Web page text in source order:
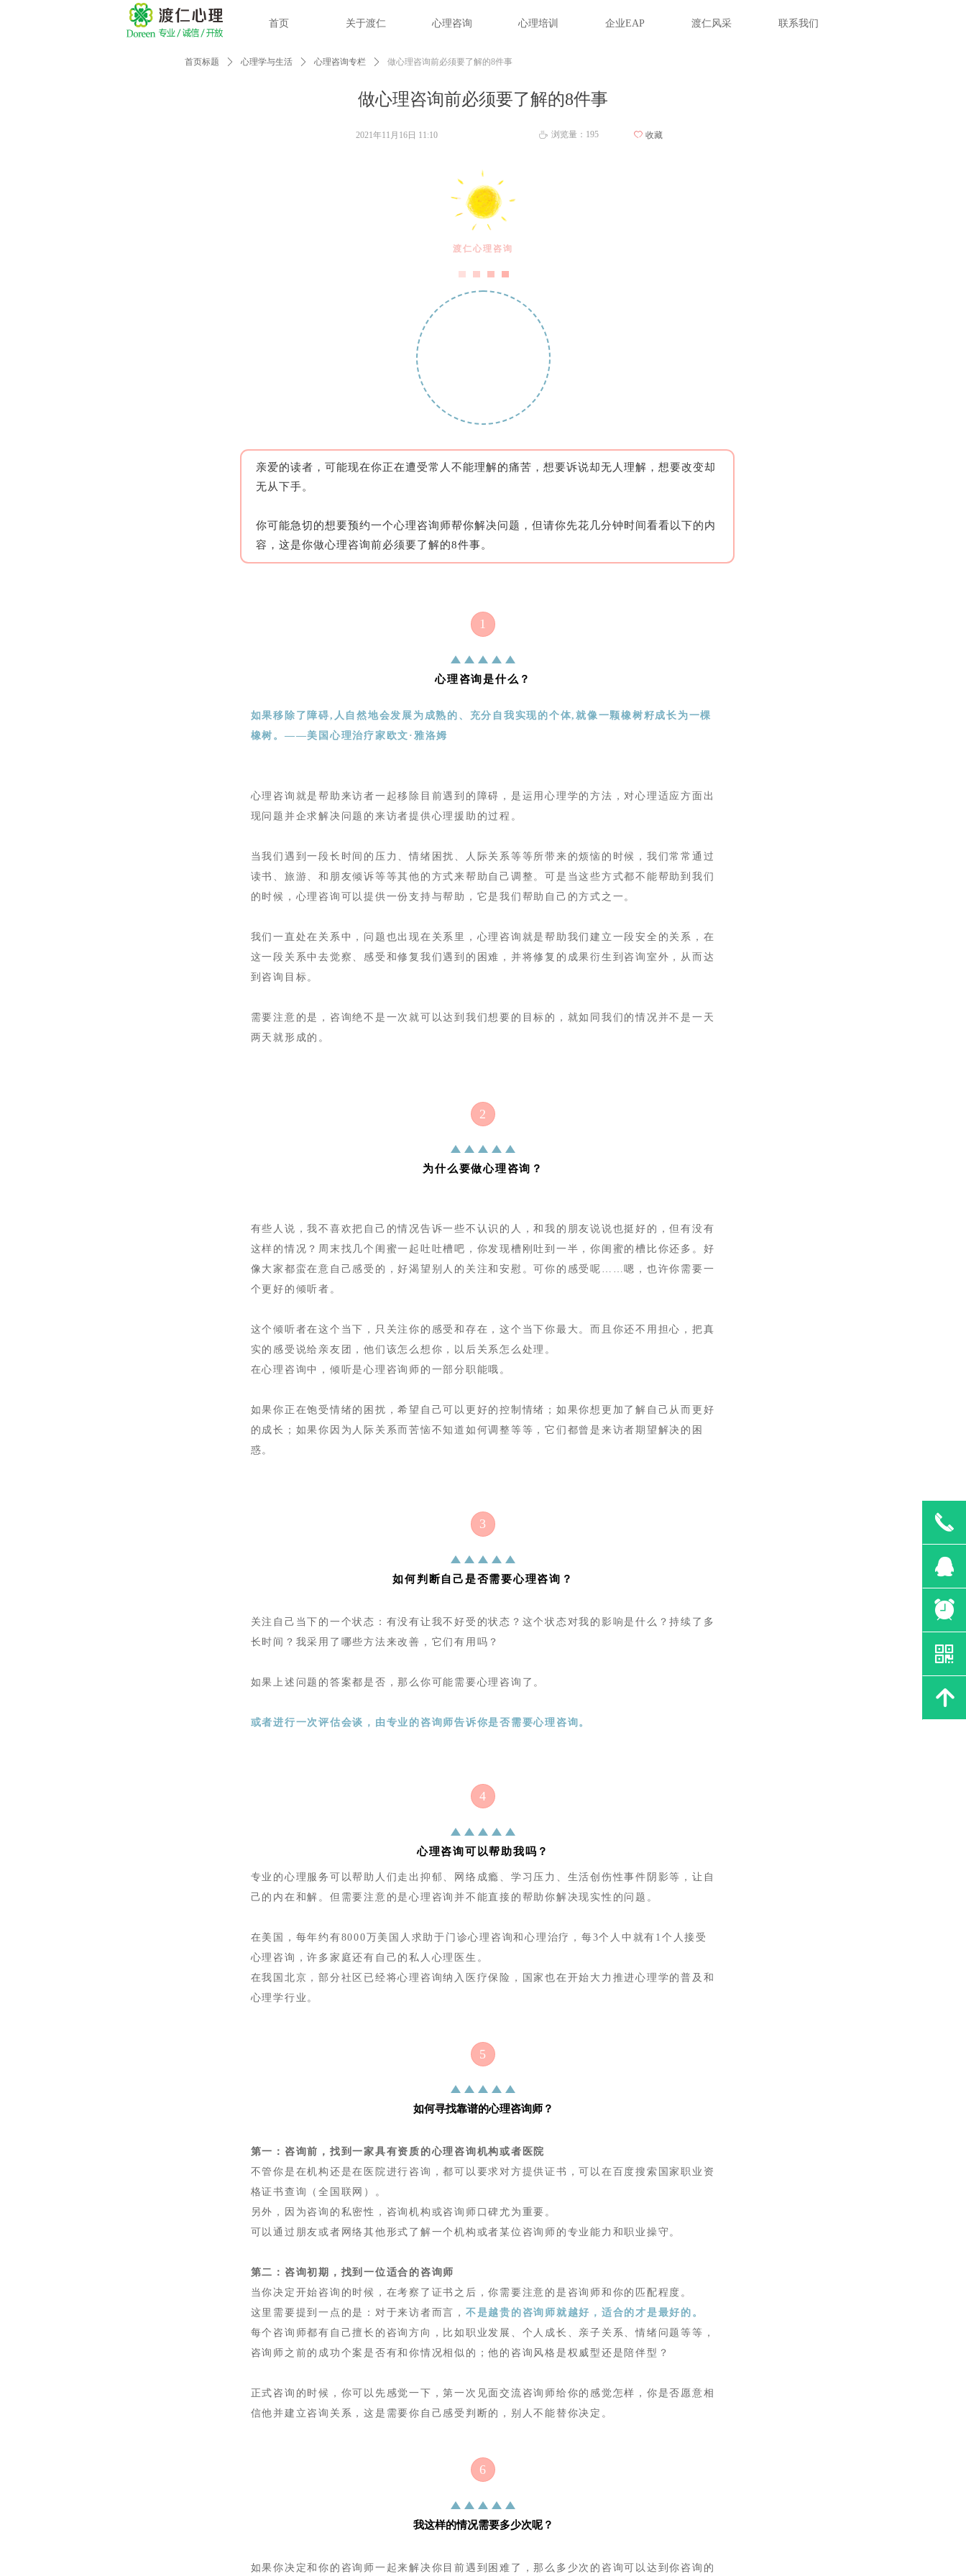
首页 关于渡仁 心理咨询 心理培训 企业EAP 渡仁风采 联系我们
做心理咨询前必须要了解的8件事
首页标题 ꄲ 心理学与生活 ꄲ 心理咨询专栏 ꄲ 做心理咨询前必须要了解的8件事
渡仁心理咨询
亲爱的读者，可能现在你正在遭受常人不能理解的痛苦，想要诉说却无人理解，想要改变却
无从下手。
你可能急切的想要预约一个心理咨询师帮你解决问题，但请你先花几分钟时间看看以下的内
容，这是你做心理咨询前必须要了解的8件事。
1
心理咨询是什么？
如果移除了障碍,人自然地会发展为成熟的、充分自我实现的个体,就像一颗橡树籽成长为一棵
橡树。——美国心理治疗家欧文·雅洛姆
心理咨询就是帮助来访者一起移除目前遇到的障碍 ， 是运用心理学的方法，对心理适应方面出
现问题并企求解决问题的 来访者提供心理援助的过程。
当我们遇到一段长时间的压力、情绪困扰、人际关系等等所带来的烦恼的时候，我们常常 通过
读书、旅游、和朋友倾诉等等其他的方式来帮助自己调整。可是当这些方式都不能帮助到我们
的时候，心理咨询可以提供一份支持与帮助，它是我们帮助自己的方式之一。
我们一直处在关系中，问题也出现在关系里，心理咨询就是帮助我们建立一段安全的关系，在
这一段关系中去觉察、感受 和修复我们遇到的困难，并将修复的成果衍生到咨询室外，从而达
到咨询目标。
需要注意的是，咨询绝不是一次就可以达到我们想要的目标的，就如同我们的情况并不是一天
两天就形成的。
2
为什么要做心理咨询？
有些人说，我不喜欢把自己的情况告诉一些不认识的人，和我的朋友说说也挺好的，但有没有
这样的情况？周末找几个闺蜜一起吐吐槽吧，你发现槽刚吐到一半，你闺蜜的槽比你还多。好
像大家都蛮在意自己感受的，好渴望别人的关注和安慰。可你的感受呢 ……嗯，也许你需要一
个更好的倾听者。
这个倾听者在这个当下，只关注你的感受和存在，这个当下你最大。而且你还不用担心，把真
实的感受说给亲友团，他们该怎么想你，以后关系怎么处理。
在心理咨询中，倾听是心理咨询师的一部分职能哦。
如果你正在饱受情绪的困扰，希望自己可以更好的控制情绪；如果你想更加了解自己从而更好
的成长；如果你因为人际关系而苦恼不知道如何调整等等，它们都曾是来访者期望解决的困
惑。
3
如何判断自己是否需要心理咨询？
关注自己当下的一个状态：有没有让我不好受的状态？这个状态对我的影响是什么？持续了多
长时间？我采用了哪些方法来改善，它们有用吗？
如果上述问题的答案都是否，那么你可能需要心理咨询了。
或者进行一次评估会谈 ， 由专业的咨询师告诉你是否需要心理咨询。
4
心理咨询可以帮助我吗？
专业的心理服务可以帮助人们走出抑郁、网络成瘾、学习压力、生活创伤性事件阴影等，让自
己的内在和解。 但需要注意的是心理咨询并不能直接的帮助你解决现实性的问题。
在美国，每年约有8000万美国人求助于门诊心理咨询和心理治疗，每3个人中就有1个人接受
心理咨询，许多家庭还有自己的私人心理医生。
在我国北京，部分社区已经将心理咨询纳入医疗保险，国家也在开始大力推进心理学的普及和
心理学行业。
5
如何寻找靠谱的心理咨询师？
第一：咨询前 ， 找到一家具有资质的心理咨询机构或者医院
不管你是在机构还是在 医院进行咨询 ，都可以要求对方提供证书，可以在百度搜索国家职业资
格证书查询（全国联网） 。
另外，
因为咨询的私密性，咨询机构或咨询师口碑尤为重要。
可以通过朋友或者网络其他形式了解一个机构或者某位咨询师的专业能力和职业操守。
第二：咨询初期，找到一位适合的咨询师
当你决定开始咨询的时候，在考察了证书之后，你需要注意的是咨询师和你的匹配程度。
这里需要提到一点的是：对于来访者而言， 不是越贵的咨询师就越好，适合的才是最好的。
每个咨询师都有自己擅长的咨询方向，比如职业发展、个人成长、亲子关系、情绪问题等等 ，
咨询师之前的成功个案是否有和你情况相似的 ；他的咨询风格是权威型还是陪伴型？
正式咨询的时候，你可以先感觉一下，第一次见面交流咨询师给你的感觉怎样，你是否愿意相
信他并建立咨询关系，这是需要你自己感受判断的，别人不能替你决定。
6
我这样的情况需要多少次呢？
如果 你决定和你的咨询师一起来解决你目前遇到困难了，那么多少次的咨询可以达到你咨询的
2021年11月16日 11:10 ꄘ 浏览量： 195 ꄀ 收藏
끅
뀩
뀥
낃
녕